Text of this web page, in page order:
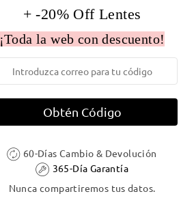
+ -20% Off Lentes
¡Toda la web con descuento!
Obtén Código
60-Días Cambio & Devolución
365-Día Garantía
Nunca compartiremos tus datos.